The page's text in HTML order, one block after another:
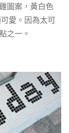
圖案，黃白色
愛。因為太可
之一。